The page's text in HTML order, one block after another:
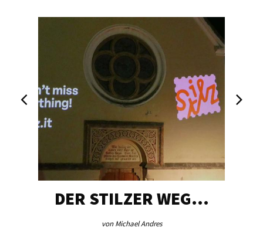
DER STILZER WEG…
von Michael Andres